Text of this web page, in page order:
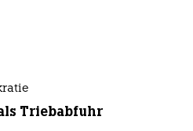
Triebabfuhr